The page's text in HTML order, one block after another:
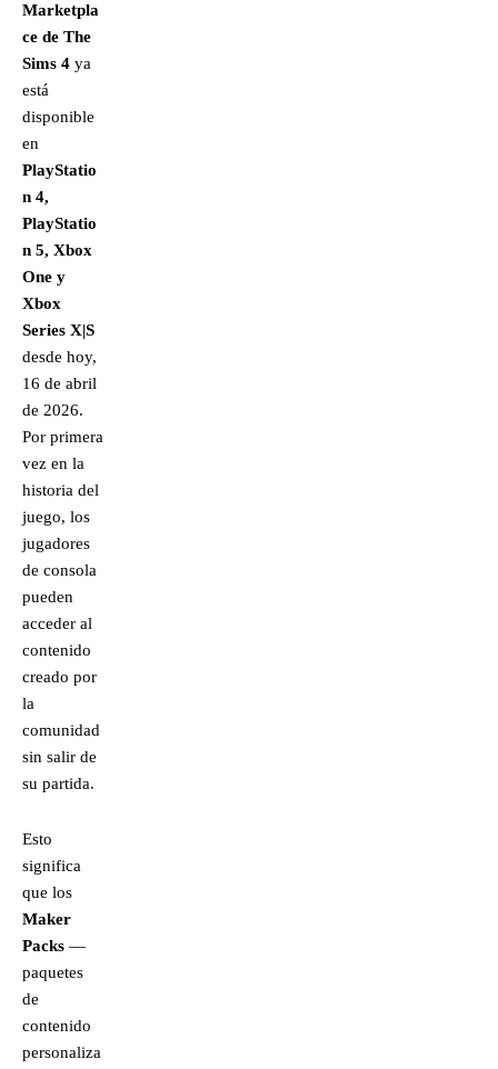
Marketpla
ce de The
Sims 4 ya
está
disponible
en
PlayStatio
n 4,
PlayStatio
n 5, Xbox
One y
Xbox
Series X|S
desde hoy,
16 de abril
de 2026.
Por primera
vez en la
historia del
juego, los
jugadores
de consola
pueden
acceder al
contenido
creado por
la
comunidad
sin salir de
su partida.
Esto
significa
que los
Maker
Packs —
paquetes
de
contenido
personaliza